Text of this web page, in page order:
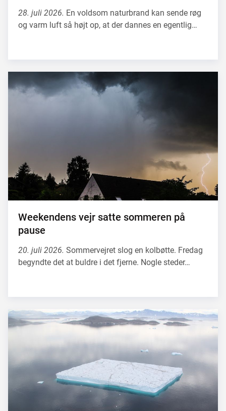
28. juli 2026. En voldsom naturbrand kan sende røg
og varm luft så højt op, at der dannes en egentlig…
Weekendens vejr satte sommeren på
pause
20. juli 2026. Sommervejret slog en kolbøtte. Fredag
begyndte det at buldre i det fjerne. Nogle steder…